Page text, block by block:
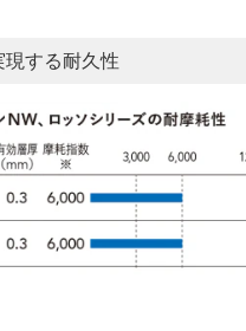
する耐久性